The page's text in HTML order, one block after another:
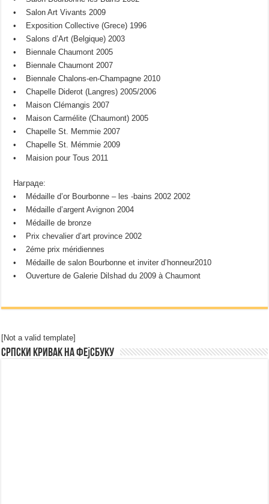
• Salon Art Vivants 2009
• Exposition Collective (Grece) 1996
• Salons d’Art (Belgique) 2003
• Biennale Chaumont 2005
• Biennale Chaumont 2007
• Biennale Chalons-en-Champagne 2010
• Chapelle Diderot (Langres) 2005/2006
• Maison Clémangis 2007
• Maison Carmélite (Chaumont) 2005
• Chapelle St. Memmie 2007
• Chapelle St. Mémmie 2009
• Maision pour Tous 2011
Награде:
• Médaille d’or Bourbonne – les -bains 2002 2002
• Médaille d’argent Avignon 2004
• Médaille de bronze
• Prix chevalier d’art province 2002
• 2éme prix méridiennes
• Médaille de salon Bourbonne et inviter d’honneur2010
• Ouverture de Galerie Dilshad du 2009 à Chaumont
[Not a valid template]
Српски Кривак на Фејсбуку